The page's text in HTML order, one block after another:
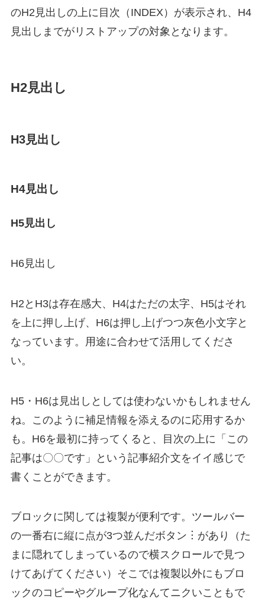
のH2見出しの上に 目次（INDEX） が表示され、 H4
見出しまでがリストアップの対象となります。
H2見出し
H3見出し
H4見出し
H5見出し
H6見出し
H2とH3は存在感大、H4はただの太字、H5はそれ
を上に押し上げ、H6は押し上げつつ灰色小文字と
なっています。用途に合わせて活用してくださ
い。
H5・H6は見出しとしては使わないかもしれません
ね。このように補足情報を添えるのに応用するか
も。H6を最初に持ってくると、目次の上に「この
記事は〇〇です」という記事紹介文をイイ感じで
書くことができます。
ブロックに関しては複製が便利です。ツールバー
の一番右に縦に点が3つ並んだボタン ︙ があり（た
まに隠れてしまっているので横スクロールで見つ
けてあげてください）そこでは複製 以外にもブロ
ックのコピーやグループ化なんてニクいこともで